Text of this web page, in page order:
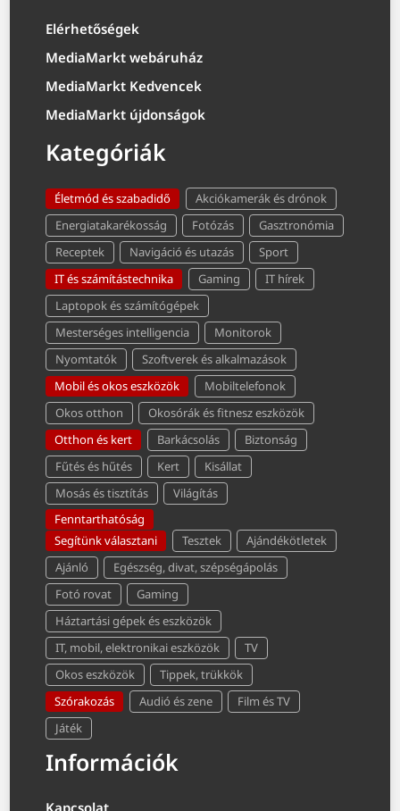
Elérhetőségek
MediaMarkt webáruház
MediaMarkt Kedvencek
MediaMarkt újdonságok
Kategóriák
Életmód és szabadidő
Akciókamerák és drónok
Energiatakarékosság
Fotózás
Gasztronómia
Receptek
Navigáció és utazás
Sport
IT és számítástechnika
Gaming
IT hírek
Laptopok és számítógépek
Mesterséges intelligencia
Monitorok
Nyomtatók
Szoftverek és alkalmazások
Mobil és okos eszközök
Mobiltelefonok
Okos otthon
Okosórák és fitnesz eszközök
Otthon és kert
Barkácsolás
Biztonság
Fűtés és hűtés
Kert
Kisállat
Mosás és tisztítás
Világítás
Fenntarthatóság
Segítünk választani
Tesztek
Ajándékötletek
Ajánló
Egészség, divat, szépségápolás
Fotó rovat
Gaming
Háztartási gépek és eszközök
IT, mobil, elektronikai eszközök
TV
Okos eszközök
Tippek, trükkök
Szórakozás
Audió és zene
Film és TV
Játék
Információk